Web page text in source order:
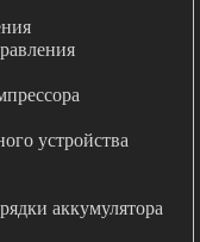
устройства
аккумулятора